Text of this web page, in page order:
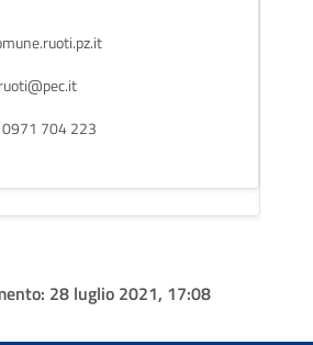
704 223
28 luglio 2021, 17:08